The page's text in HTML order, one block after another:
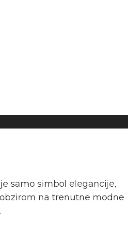
samo simbol elegancije,
na trenutne modne